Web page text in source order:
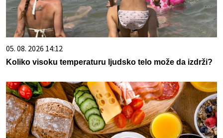
05. 08. 2026 14:12
Koliko visoku temperaturu ljudsko telo može da izdrži?